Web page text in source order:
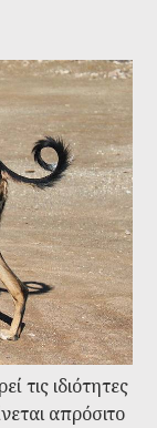
τις ιδιότητες
απρόσιτο